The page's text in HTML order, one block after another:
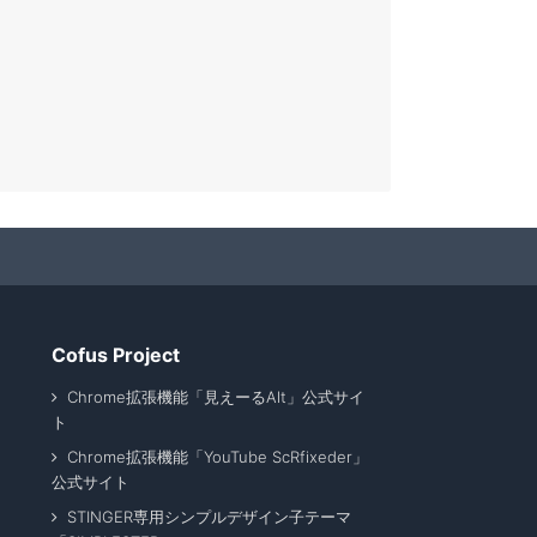
Cofus Project
Chrome拡張機能「見えーるAlt」公式サイ
ト
Chrome拡張機能「YouTube ScRfixeder」
公式サイト
STINGER専用シンプルデザイン子テーマ